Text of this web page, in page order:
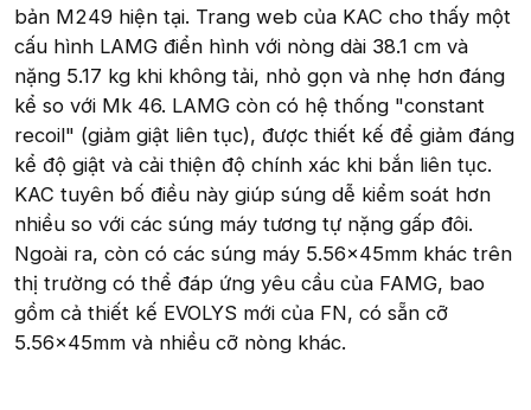
bản M249 hiện tại. Trang web của KAC cho thấy một
cấu hình LAMG điển hình với nòng dài 38.1 cm và
nặng 5.17 kg khi không tải, nhỏ gọn và nhẹ hơn đáng
kể so với Mk 46. LAMG còn có hệ thống "constant
recoil" (giảm giật liên tục), được thiết kế để giảm đáng
kể độ giật và cải thiện độ chính xác khi bắn liên tục.
KAC tuyên bố điều này giúp súng dễ kiểm soát hơn
nhiều so với các súng máy tương tự nặng gấp đôi.
Ngoài ra, còn có các súng máy 5.56x45mm khác trên
thị trường có thể đáp ứng yêu cầu của FAMG, bao
gồm cả thiết kế EVOLYS mới của FN, có sẵn cỡ
5.56x45mm và nhiều cỡ nòng khác.